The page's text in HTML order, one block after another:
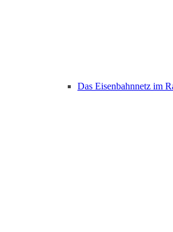
Das Eisenbahnnetz im